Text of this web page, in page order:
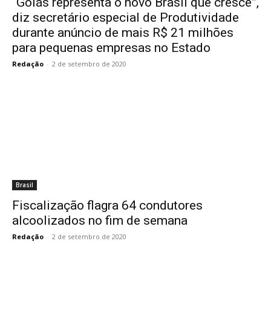
diz secretário especial de Produtividade
durante anúncio de mais R$ 21 milhões
para pequenas empresas no Estado
Redação - 2 de setembro de 2020
Brasil
Fiscalização flagra 64 condutores
alcoolizados no fim de semana
Redação - 2 de setembro de 2020